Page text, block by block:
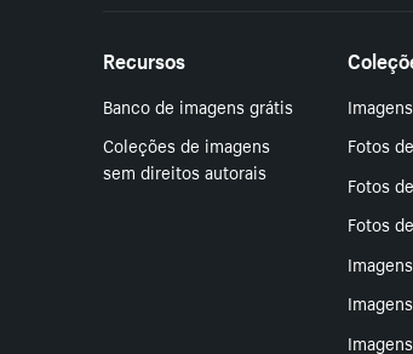
Recursos
Banco de imagens grátis
Coleções de imagens
sem direitos autorais
Fotos
Fotos
Fotos